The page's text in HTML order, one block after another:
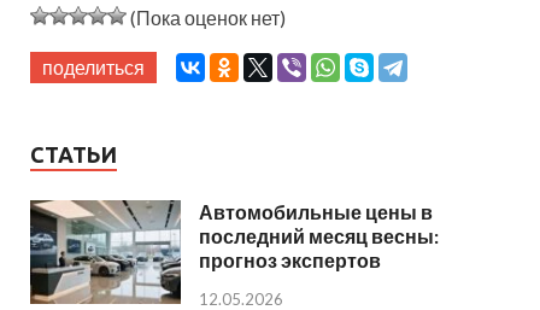
(Пока оценок нет)
поделиться
СТАТЬИ
Автомобильные цены в
последний месяц весны:
прогноз экспертов
12.05.2026